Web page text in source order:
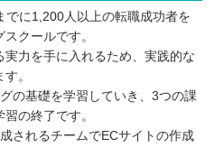
でに1,200人以上の転職成功者を
クールです。
力を手に入れるため、実践的な
。
の基礎を学習していき、3つの課
の終了です。
されるチームでECサイトの作成